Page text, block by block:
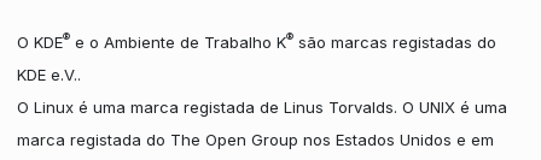
O KDE®e o Ambiente de Trabalho K®são marcas registadas do
KDE e.V..
O Linux é uma marca registada de Linus Torvalds. O UNIX é uma
marca registada do The Open Group nos Estados Unidos e em